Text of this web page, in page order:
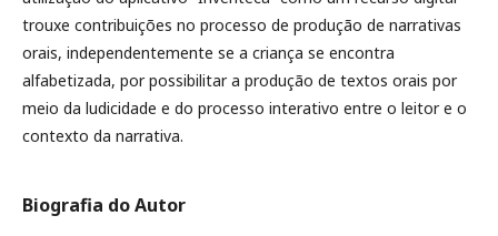
trouxe contribuições no processo de produção de narrativas
orais, independentemente se a criança se encontra
alfabetizada, por possibilitar a produção de textos orais por
meio da ludicidade e do processo interativo entre o leitor e o
contexto da narrativa.
Biografia do Autor